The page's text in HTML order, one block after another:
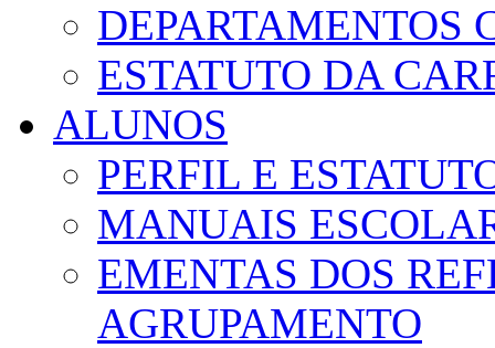
DEPARTAMENTOS
ESTATUTO DA
ALUNOS
PERFIL E
MANUAIS
EMENTAS DOS
AGRUPAMENTO